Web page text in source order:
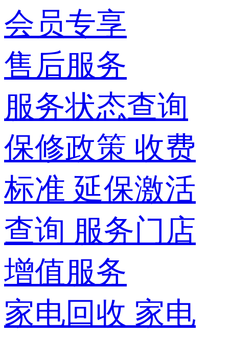
会员专享
售后服务
服务状态查询
保修政策 收费
标准 延保激活
查询 服务门店
增值服务
家电回收 家电